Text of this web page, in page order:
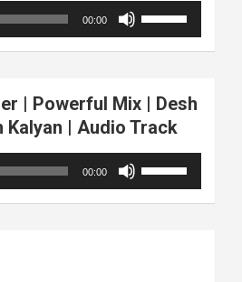
00:00
Arrow
increase
or
| Powerful Mix | Desh
Kalyan | Audio Track
00:00
Arrow